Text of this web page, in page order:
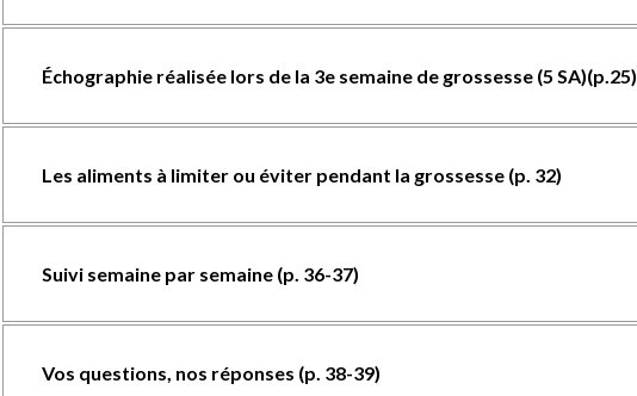
Échographie réalisée lors de la 3e semaine de grossesse (5 SA)(p.25)
Les aliments à limiter ou éviter pendant la grossesse (p. 32)
Suivi semaine par semaine (p. 36-37)
Vos questions, nos réponses (p. 38-39)